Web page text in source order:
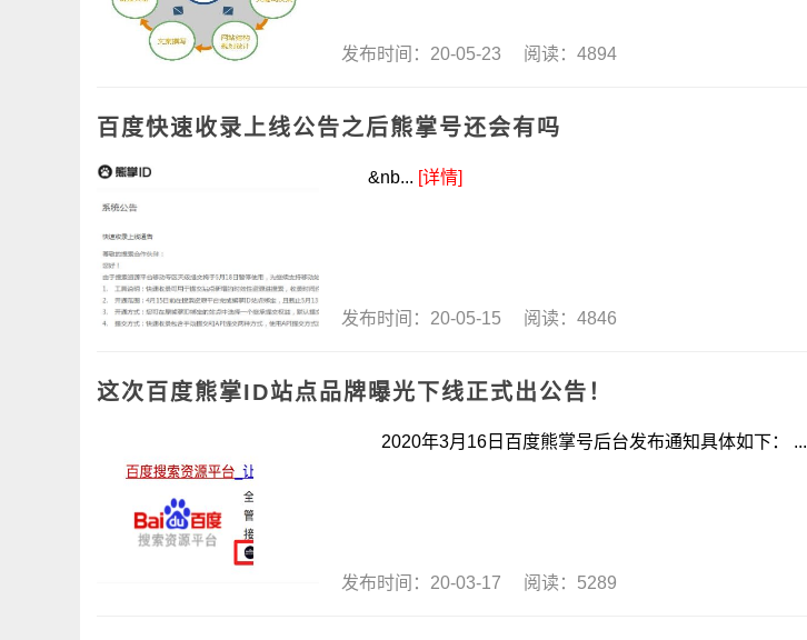
发布时间：20-05-23 阅读：4894
百度快速收录上线公告之后熊掌号还会有吗
&nb... [详情]
发布时间：20-05-15 阅读：4846
​这次百度熊掌ID站点品牌曝光下线正式出公告！
2020年3月16日百度熊掌号后台发布通知具体如下： ...
发布时间：20-03-17 阅读：5289